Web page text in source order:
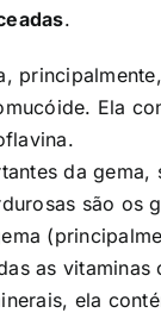
.
Ela
da
são os
as
ela